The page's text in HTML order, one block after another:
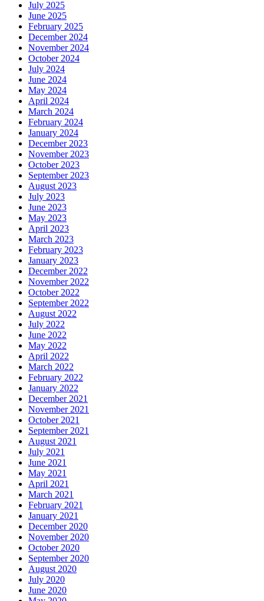
July 2025
June 2025
February 2025
December 2024
November 2024
October 2024
July 2024
June 2024
May 2024
April 2024
March 2024
February 2024
January 2024
December 2023
November 2023
October 2023
September 2023
August 2023
July 2023
June 2023
May 2023
April 2023
March 2023
February 2023
January 2023
December 2022
November 2022
October 2022
September 2022
August 2022
July 2022
June 2022
May 2022
April 2022
March 2022
February 2022
January 2022
December 2021
November 2021
October 2021
September 2021
August 2021
July 2021
June 2021
May 2021
April 2021
March 2021
February 2021
January 2021
December 2020
November 2020
October 2020
September 2020
August 2020
July 2020
June 2020